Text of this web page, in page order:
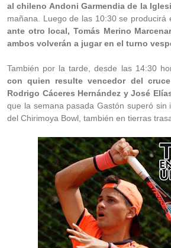
al chileno Andoni Garmendia de la
mañana. Luego de las 10:30 se producirá
ante otro local, Tomás Merino
ambos volverán a jugar en el turno
También por la tarde, desde las 14:30
con quien resulte vencedor del
Rodrigo Cáceres Hernández y José
que la semana pasada Gastón superó sin
del Chirimoya Bowl, también en tierras